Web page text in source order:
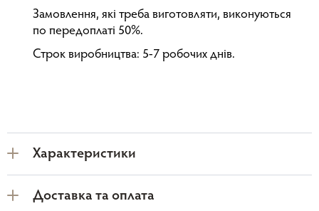
Замовлення, які треба виготовляти, виконуються
по передоплаті 50%.
Строк виробництва: 5-7 робочих днів.
Характеристики
Доставка та оплата